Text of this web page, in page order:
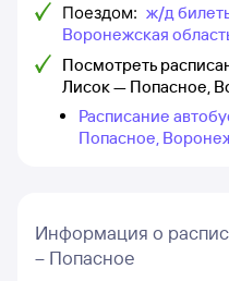
Поездом: ж/д
Воронежская
Посмотреть
Лисок — Попасное,
Расписание
Попасное,
Информация о
– Попасное